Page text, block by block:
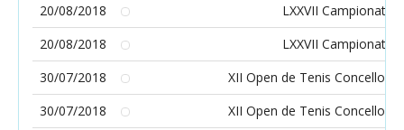
20/08/2018
LXXVII Campionato
20/08/2018
LXXVII Campionato
30/07/2018
XII Open de Tenis Concello
30/07/2018
XII Open de Tenis Concello